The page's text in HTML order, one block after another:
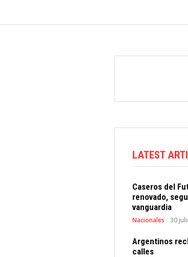
LATEST
Caseros del
renovado,
vanguardia
Nacionales 30
Argentinos
calles